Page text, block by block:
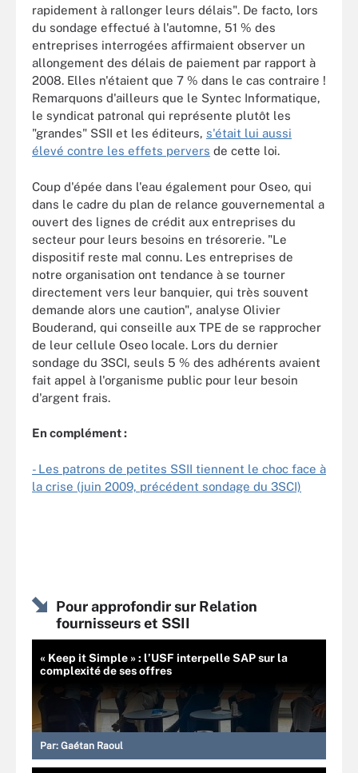
rapidement à rallonger leurs délais". De facto, lors
du sondage effectué à l'automne, 51 % des
entreprises interrogées affirmaient observer un
allongement des délais de paiement par rapport à
2008. Elles n'étaient que 7 % dans le cas contraire !
Remarquons d'ailleurs que le Syntec Informatique,
le syndicat patronal qui représente plutôt les
"grandes" SSII et les éditeurs, s'était lui aussi
élevé contre les effets pervers de cette loi.
Coup d'épée dans l'eau également pour Oseo, qui
dans le cadre du plan de relance gouvernemental a
ouvert des lignes de crédit aux entreprises du
secteur pour leurs besoins en trésorerie. "Le
dispositif reste mal connu. Les entreprises de
notre organisation ont tendance à se tourner
directement vers leur banquier, qui très souvent
demande alors une caution", analyse Olivier
Bouderand, qui conseille aux TPE de se rapprocher
de leur cellule Oseo locale. Lors du dernier
sondage du 3SCI, seuls 5 % des adhérents avaient
fait appel à l'organisme public pour leur besoin
d'argent frais.
En complément :
- Les patrons de petites SSII tiennent le choc face à
la crise (juin 2009, précédent sondage du 3SCI)
Pour approfondir sur Relation
fournisseurs et SSII
« Keep it Simple » : l’USF interpelle SAP sur la
complexité de ses offres
Par: Gaétan Raoul